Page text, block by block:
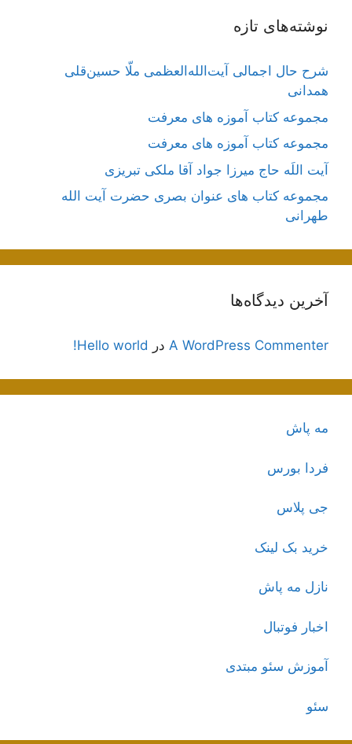
نوشته‌های تازه
شرح حال اجمالی آیت‌الله‌العظمی ملّا حسین‌قلی
همدانی
مجموعه کتاب آموزه های معرفت
مجموعه کتاب آموزه های معرفت
آیت اللَه حاج میرزا جواد آقا ملکی تبریزی
مجموعه کتاب های عنوان بصری حضرت آیت الله
طهرانی
آخرین دیدگاه‌ها
A WordPress Commenter در Hello world!
مه پاش
فردا بورس
جی پلاس
خرید بک لینک
نازل مه پاش
اخبار فوتبال
آموزش سئو مبتدی
سئو